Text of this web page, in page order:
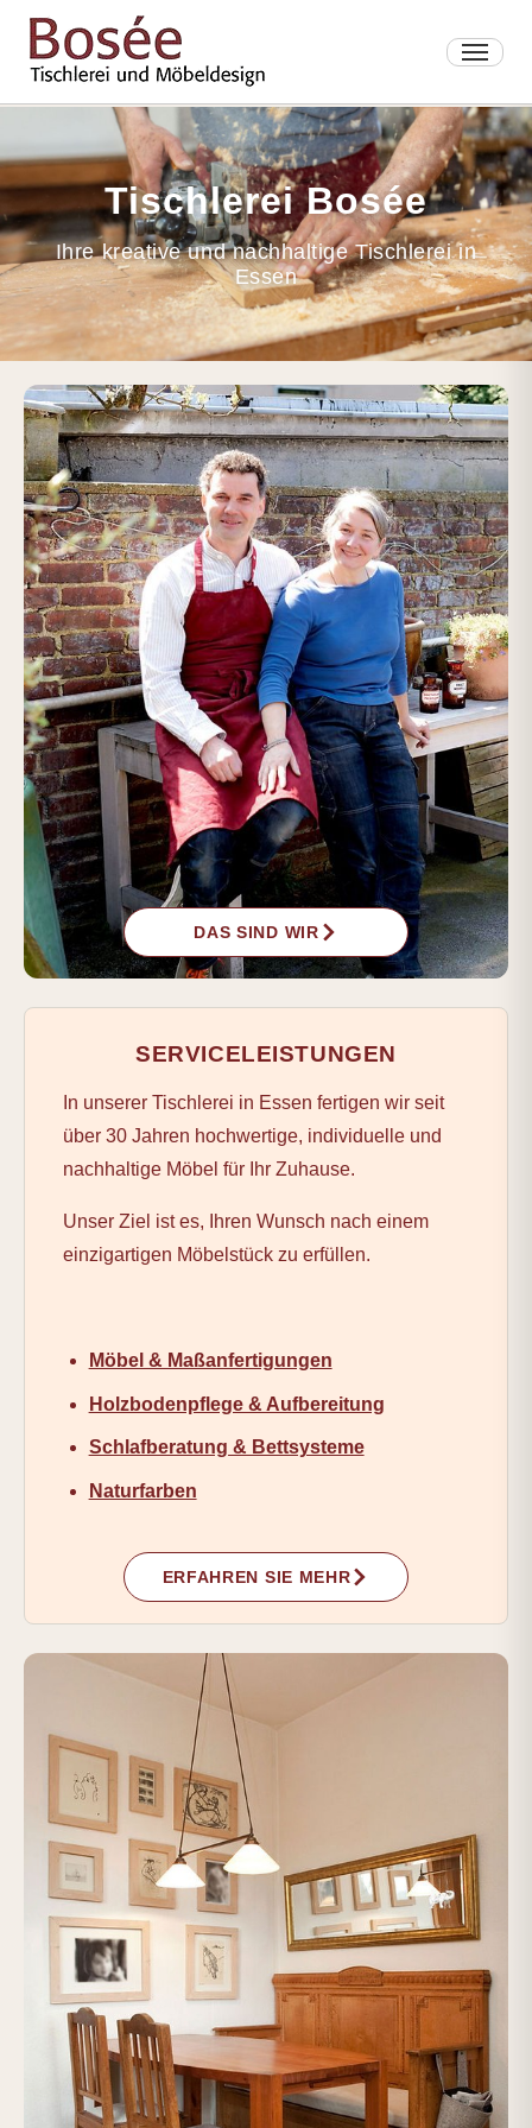
Tischlerei Bosée
Ihre kreative und nachhaltige Tischlerei in
Essen
DAS SIND WIR
SERVICELEISTUNGEN
In unserer Tischlerei in Essen fertigen wir seit
über 30 Jahren hochwertige, individuelle und
nachhaltige Möbel für Ihr Zuhause.
Unser Ziel ist es, Ihren Wunsch nach einem
einzigartigen Möbelstück zu erfüllen.
Möbel & Maßanfertigungen
Holzbodenpflege & Aufbereitung
Schlafberatung & Bettsysteme
Naturfarben
ERFAHREN SIE MEHR